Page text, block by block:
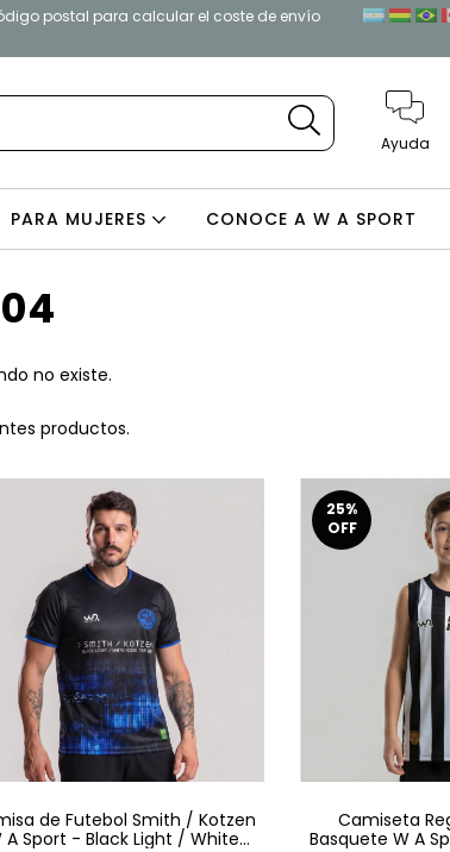
postal para calcular el coste de envío
Ayuda
PARA MUJERES CONOCE A W A SPORT
no existe.
productos.
de Futebol Smith / Kotzen
A Sport - Black Light / White
25%
OFF
Camiseta
Basquete W A